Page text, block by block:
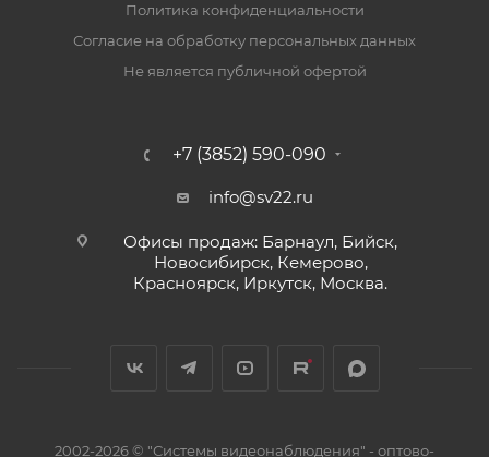
Политика конфиденциальности
Согласие на обработку персональных данных
Не является публичной офертой
+7 (3852) 590-090
info@sv22.ru
Офисы продаж: Барнаул, Бийск,
Новосибирск, Кемерово,
Красноярск, Иркутск, Москва.
2002-2026 © "Системы видеонаблюдения" - оптово-